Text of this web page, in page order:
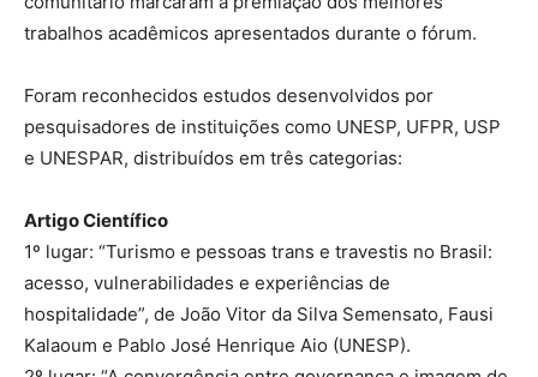
trabalhos acadêmicos apresentados durante o fórum.
Foram reconhecidos estudos desenvolvidos por
pesquisadores de instituições como UNESP, UFPR, USP
e UNESPAR, distribuídos em três categorias:
Artigo Científico
1º lugar: “Turismo e pessoas trans e travestis no Brasil:
acesso, vulnerabilidades e experiências de
hospitalidade”, de João Vitor da Silva Semensato, Fausi
Kalaoum e Pablo José Henrique Aio (UNESP).